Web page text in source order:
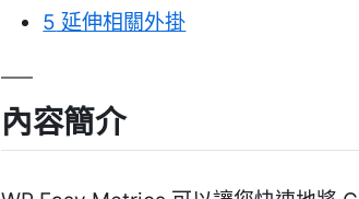
5 延伸相關外掛
內容簡介